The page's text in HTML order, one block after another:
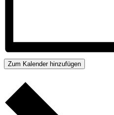
Zum Kalender hinzufügen